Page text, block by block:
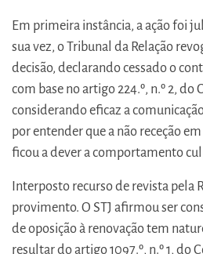
Em primeira instância, a ação foi
sua vez, o Tribunal da Relação
decisão, declarando cessado o
com base no artigo 224.º, n.º 2, do
considerando eficaz a
por entender que a não receção
ficou a dever a comportamento
Interposto recurso de revista pela
provimento. O STJ afirmou ser
de oposição à renovação tem
resultar do artigo 1097.º, n.º 1, do